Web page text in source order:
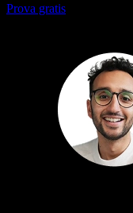
Prova gratis